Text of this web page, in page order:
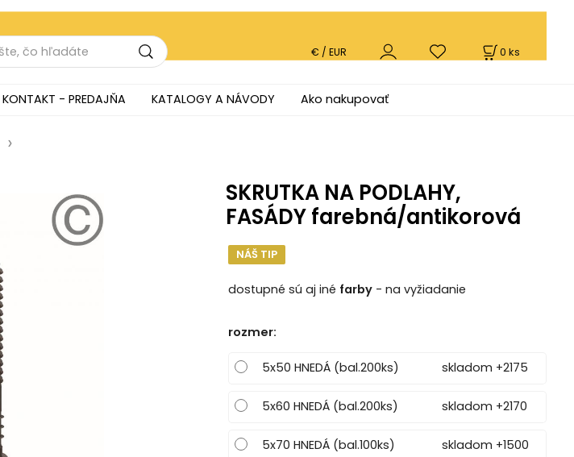
0 ks
€ / EUR
KONTAKT - PREDAJŇA KATALOGY A NÁVODY Ako nakupovať
SKRUTKA NA PODLAHY,
FASÁDY farebná/antikorová
NÁŠ TIP
dostupné sú aj iné farby- na vyžiadanie
rozmer:
5x50 HNEDÁ (bal.200ks) skladom +2175
5x60 HNEDÁ (bal.200ks) skladom +2170
5x70 HNEDÁ (bal.100ks) skladom +1500